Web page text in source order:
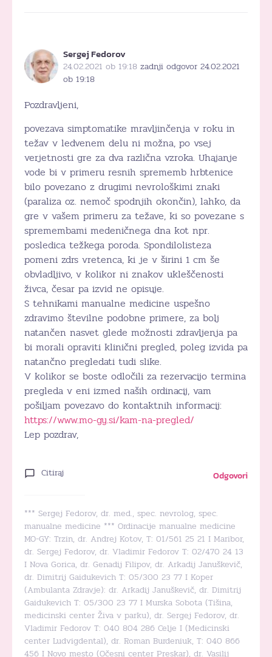
Sergej Fedorov
24.02.2021 ob 19:18 zadnji odgovor 24.02.2021
ob 19:18
Pozdravljeni,
povezava simptomatike mravljinčenja v roku in
težav v ledvenem delu ni možna, po vsej
verjetnosti gre za dva različna vzroka. Uhajanje
vode bi v primeru resnih sprememb hrbtenice
bilo povezano z drugimi nevrološkimi znaki
(paraliza oz. nemoč spodnjih okončin), lahko, da
gre v vašem primeru za težave, ki so povezane s
spremembami medeničnega dna kot npr.
posledica težkega poroda. Spondilolisteza
pomeni zdrs vretenca, ki je v širini 1 cm še
obvladljivo, v kolikor ni znakov ukleščenosti
živca, česar pa izvid ne opisuje.
S tehnikami manualne medicine uspešno
zdravimo številne podobne primere, za bolj
natančen nasvet glede možnosti zdravljenja pa
bi morali opraviti klinični pregled, poleg izvida pa
natančno pregledati tudi slike.
V kolikor se boste odločili za rezervacijo termina
pregleda v eni izmed naših ordinacij, vam
pošiljam povezavo do kontaktnih informacij:
https://www.mo-gy.si/kam-na-pregled/
Lep pozdrav,
Citiraj Odgovori
*** Sergej Fedorov, dr. med., spec. nevrolog, spec.
manualne medicine *** Ordinacije manualne medicine
MO-GY: Trzin, dr. Andrej Kotov, T: 01/561 25 21 I Maribor,
dr. Sergej Fedorov, dr. Vladimir Fedorov T: 02/470 24 13
I Nova Gorica, dr. Genadij Filipov, dr. Arkadij Januškevič,
dr. Dimitrij Gaidukevich T: 05/300 23 77 I Koper
(Ambulanta Zdravje): dr. Arkadij Januškevič, dr. Dimitrij
Gaidukevich T: 05/300 23 77 I Murska Sobota (Tišina,
medicinski center Živa v parku), dr. Sergej Fedorov, dr.
Vladimir Fedorov T: 040 804 286 Celje I (Medicinski
center Ludvigdental), dr. Roman Burdeniuk, T: 040 866
456 I Novo mesto (Očesni center Preskar), dr. Vasilij